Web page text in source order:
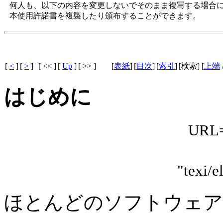
何人も、以下の内容を変更しないでそのまま複写する場合
[ < ] [ > ] [ << ] [ Up ] [ >> ] [表紙] [目次] [索引 ] [検索] [ 上端
はじめに
"texi/
ほとんどのソフトウェ